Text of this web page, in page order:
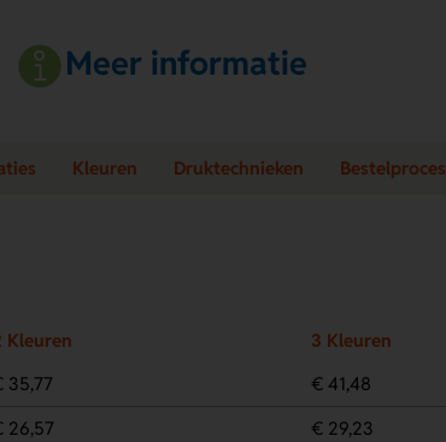
Meer informatie
Kleuren Druktechnieken Bestelproces
Kleuren 3 Kleuren
35,77 € 41,48
26,57 € 29,23